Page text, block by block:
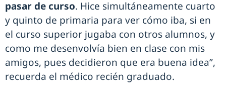
pasar de curso. Hice simultáneamente cuarto
y quinto de primaria para ver cómo iba, si en
el curso superior jugaba con otros alumnos, y
como me desenvolvía bien en clase con mis
amigos, pues decidieron que era buena idea”,
recuerda el médico recién graduado.